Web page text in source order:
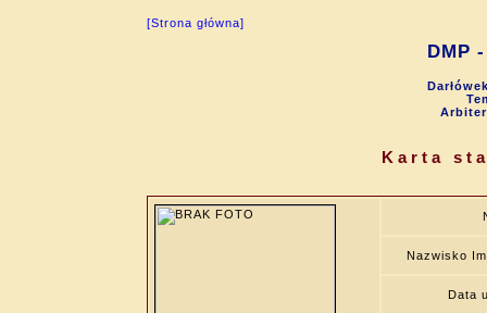
[Strona główna]
DMP
Karta
Nazwisko
Data